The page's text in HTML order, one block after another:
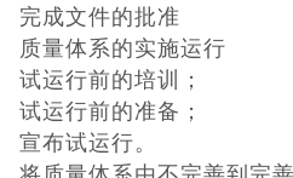
完成文件的批准
质量体系的实施运行
试运行前的培训；
试运行前的准备；
宣布试运行。